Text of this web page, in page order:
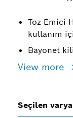
Toz Emici
kullanım
Bayonet
View more
Seçilen